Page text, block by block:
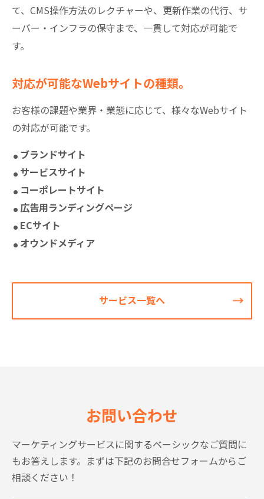
て、CMS操作方法のレクチャーや、更新作業の代行、サ
ーバー・インフラの保守まで、一貫して対応が可能で
す。
対応が可能なWebサイトの種類。
お客様の課題や業界・業態に応じて、様々なWebサイト
の対応が可能です。
ブランドサイト
サービスサイト
コーポレートサイト
広告用ランディングページ
ECサイト
オウンドメディア
サービス一覧へ
お問い合わせ
マーケティングサービスに関するベーシックなご質問に
もお答えします。 まずは下記のお問合せフォームからご
相談ください！